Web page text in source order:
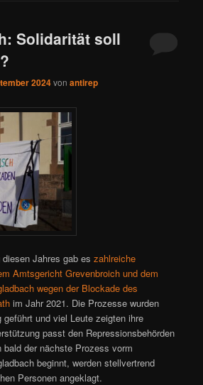
Solidarität soll
2024vonantirep
Jahres gab eszahlreiche
Amtsgericht Grevenbroich und dem
wegen der Blockade des
im Jahr 2021. Die Prozesse wurden
geführt und viel Leute zeigten ihre
passt den Repressionsbehörden
bald der nächste Prozess vorm
beginnt, werden stellvertrend
Personen angeklagt.